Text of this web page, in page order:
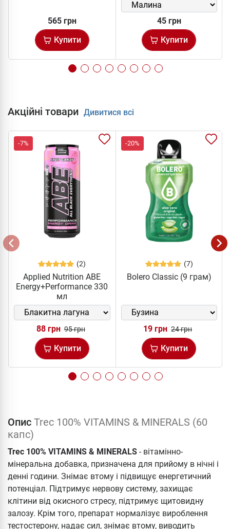
565 грн
Купити
45 грн
Купити
Акційні товари Дивитися всі
-7%
(2)
Applied Nutrition ABE
Energy+Performance 330
мл
88 грн 95 грн
Купити
-20%
(7)
Bolero Classic (9 грам)
19 грн 24 грн
Купити
Опис Trec 100% VITAMINS & MINERALS (60
капс)
Trec 100% VITAMINS & MINERALS - вітамінно-
мінеральна добавка, призначена для прийому в нічні і
денні години. Знімає втому і підвищує енергетичний
потенціал. Підтримує нервову систему, захищає
клітини від окисного стресу, підтримує щитовидну
залозу. Крім того, препарат нормалізує вироблення
тестостерону, надає сил, знімає втому, виводить